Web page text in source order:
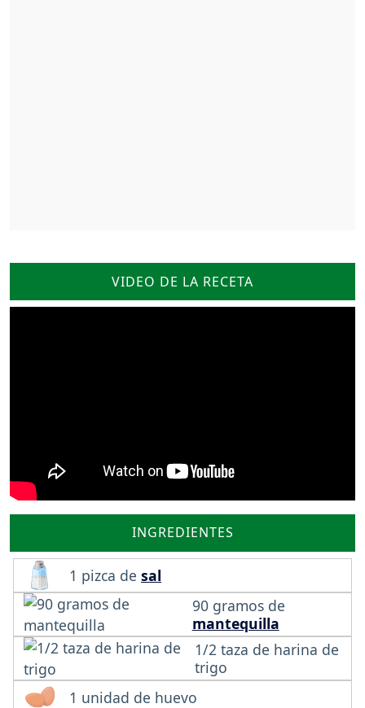
VIDEO DE LA RECETA
INGREDIENTES
1 pizca de sal
90 gramos de
mantequilla
1/2 taza de harina de
trigo
1 unidad de huevo